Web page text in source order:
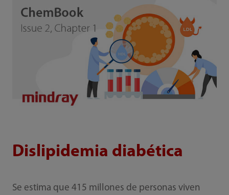
Dislipidemia diabética
Se estima que 415 millones de personas viven